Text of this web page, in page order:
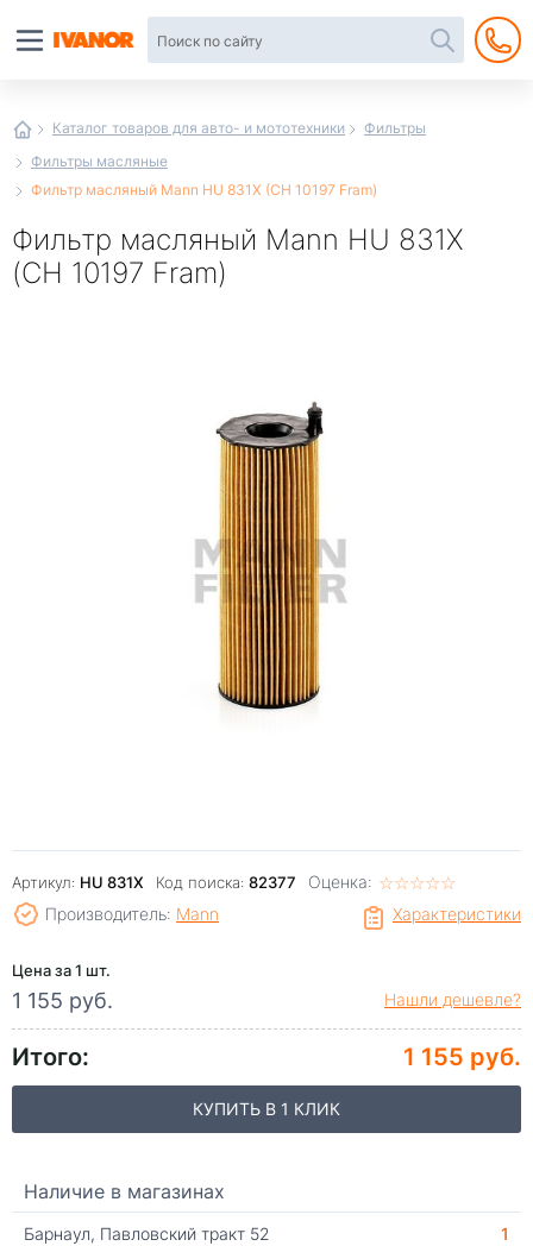
Каталог товаров для авто- и мототехники
Фильтры
Фильтры масляные
Фильтр масляный Mann HU 831X (CH 10197 Fram)
Фильтр масляный Mann HU 831X
(CH 10197 Fram)
Артикул: HU 831X Код поиска: 82377 Оценка: ☆☆☆☆☆
★★★★★
Характеристики
Производитель: Mann
Цена за 1 шт.
1 155 руб. Нашли дешевле?
Итого: 1 155 руб.
КУПИТЬ В 1 КЛИК
Наличие в магазинах
Барнаул, Павловский тракт 52
1
интернет-